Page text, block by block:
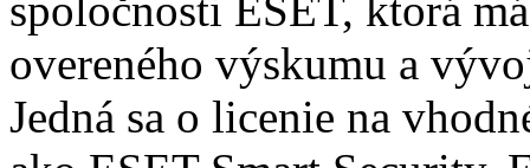
overeného výskumu a
Jedná sa o licenie na